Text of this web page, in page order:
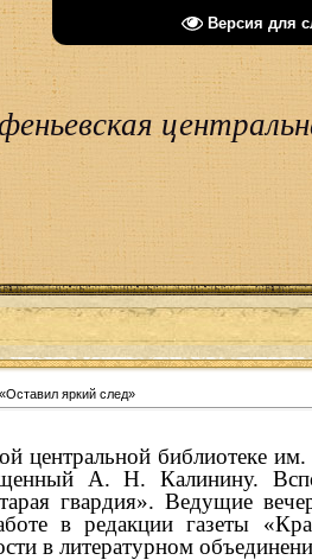
Версия для
яркий след»
центральной библиотеке
А. Н. Калинину.
гвардия». Ведущие
в редакции газеты
в литературном